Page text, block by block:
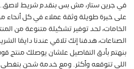
في جرين ستار، مش بس بنقدم شريط لاصق…
على خبرة طويلة وثقة عملاء في كل أنحاء
الخامات، لحد توفير تشكيلة متنوعة من
الصناعات، هدفنا إنك تلاقي عندنا دايمًا
بنهتم بأدق التفاصيل علشان يوصلك منتج
اللي تتوقعه وأكثر. ومع خدمة شحن